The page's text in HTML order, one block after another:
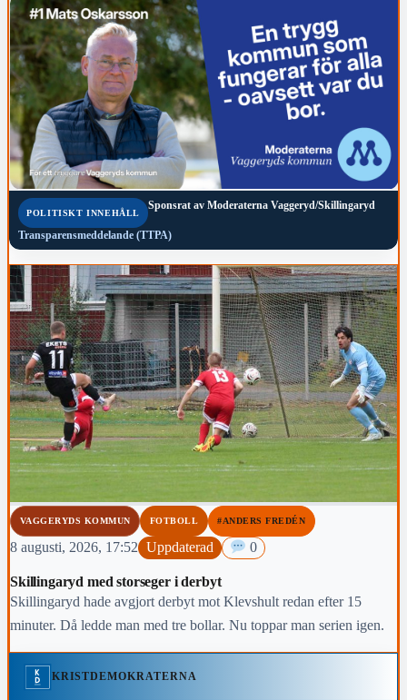
POLITISKT INNEHÅLL
Sponsrat av Moderaterna Vaggeryd/Skillingaryd
Transparensmeddelande (TTPA)
VAGGERYDS KOMMUN FOTBOLL #ANDERS FREDÉN
8 augusti, 2026, 17:52 Uppdaterad 0
Skillingaryd med storseger i derbyt
Skillingaryd hade avgjort derbyt mot Klevshult redan efter 15
minuter. Då ledde man med tre bollar. Nu toppar man serien igen.
KRISTDEMOKRATERNA